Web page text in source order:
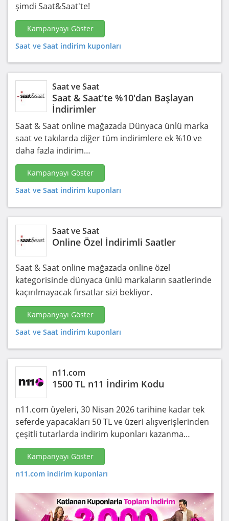
şimdi Saat&Saat'te!
Kampanyayı Göster
Saat ve Saat indirim kuponları
Saat ve Saat
Saat & Saat'te %10'dan Başlayan
İndirimler
Saat & Saat online mağazada Dünyaca ünlü marka
saat ve takılarda diğer tüm indirimlere ek %10 ve
daha fazla indirim…
Kampanyayı Göster
Saat ve Saat indirim kuponları
Saat ve Saat
Online Özel İndirimli Saatler
Saat & Saat online mağazada online özel
kategorisinde dünyaca ünlü markaların saatlerinde
kaçırılmayacak fırsatlar sizi bekliyor.
Kampanyayı Göster
Saat ve Saat indirim kuponları
n11.com
1500 TL n11 İndirim Kodu
n11.com üyeleri, 30 Nisan 2026 tarihine kadar tek
seferde yapacakları 50 TL ve üzeri alışverişlerinden
çeşitli tutarlarda indirim kuponları kazanma…
Kampanyayı Göster
n11.com indirim kuponları